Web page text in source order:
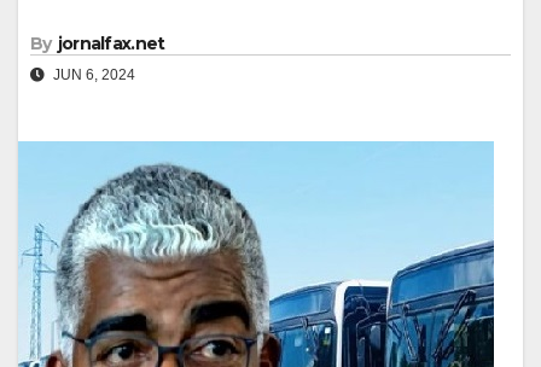
By jornalfax.net
JUN 6, 2024